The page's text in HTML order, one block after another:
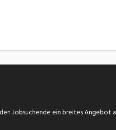
Jobsuchende ein breites Angebot